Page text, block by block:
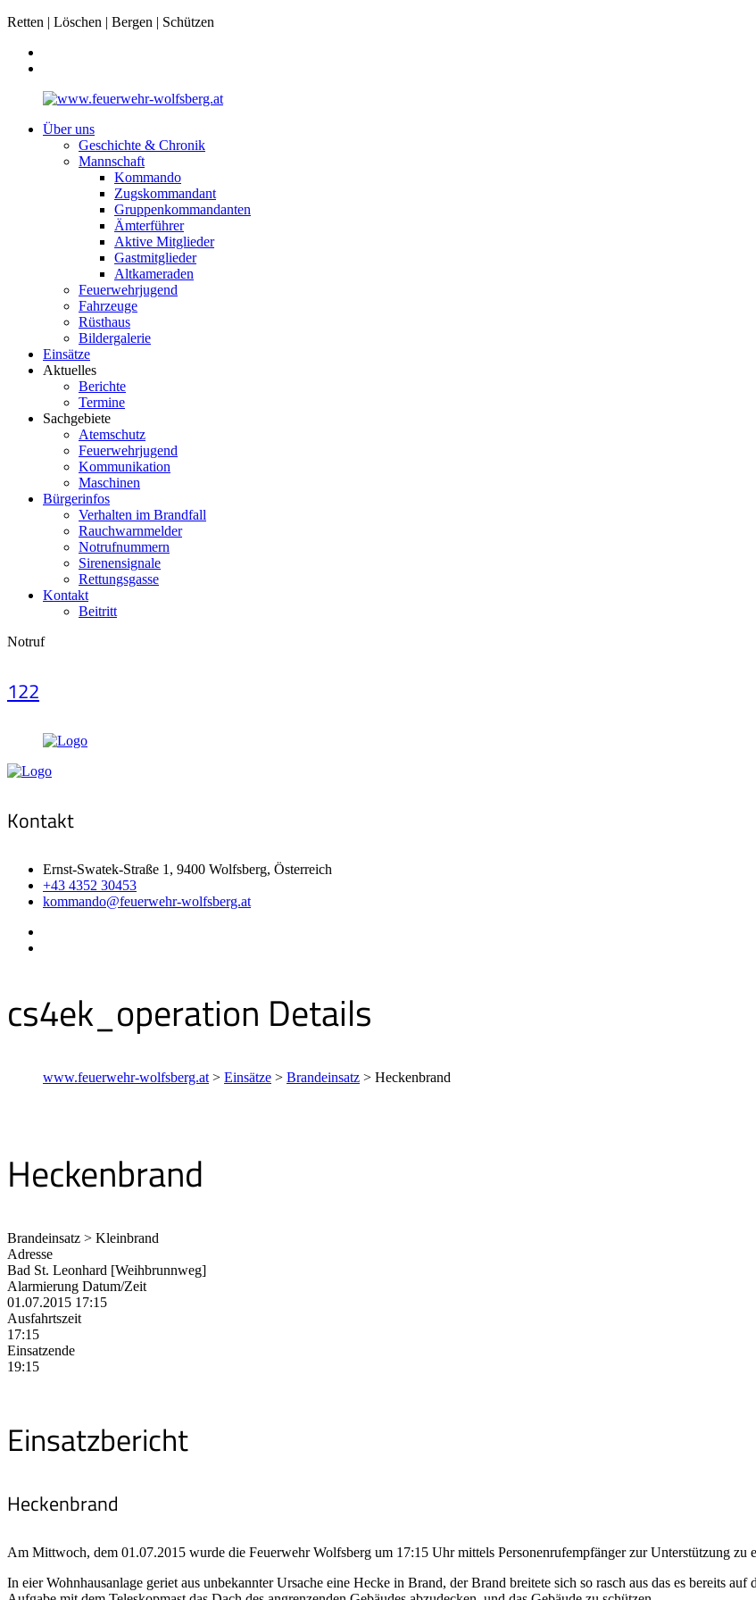
Retten | Löschen | Bergen | Schützen
Über uns
Geschichte & Chronik
Mannschaft
Kommando
Zugskommandant
Gruppenkommandanten
Ämterführer
Aktive Mitglieder
Gastmitglieder
Altkameraden
Feuerwehrjugend
Fahrzeuge
Rüsthaus
Bildergalerie
Einsätze
Aktuelles
Berichte
Termine
Sachgebiete
Atemschutz
Feuerwehrjugend
Kommunikation
Maschinen
Bürgerinfos
Verhalten im Brandfall
Rauchwarnmelder
Notrufnummern
Sirenensignale
Rettungsgasse
Kontakt
Beitritt
Notruf
122
Kontakt
Ernst-Swatek-Straße 1, 9400 Wolfsberg, Österreich
+43 4352 30453
kommando@feuerwehr-wolfsberg.at
cs4ek_operation Details
www.feuerwehr-wolfsberg.at > Einsätze > Brandeinsatz > Heckenbrand
Heckenbrand
Brandeinsatz > Kleinbrand
Adresse
Bad St. Leonhard [Weihbrunnweg]
Alarmierung Datum/Zeit
01.07.2015 17:15
Ausfahrtszeit
17:15
Einsatzende
19:15
Einsatzbericht
Heckenbrand
Am Mittwoch, dem 01.07.2015 wurde die Feuerwehr Wolfsberg um 17:15 Uhr mittels Personenrufempfänger zur Unterstützung zu
In eier Wohnhausanlage geriet aus unbekannter Ursache eine Hecke in Brand, der Brand breitete sich so rasch aus das es bereits